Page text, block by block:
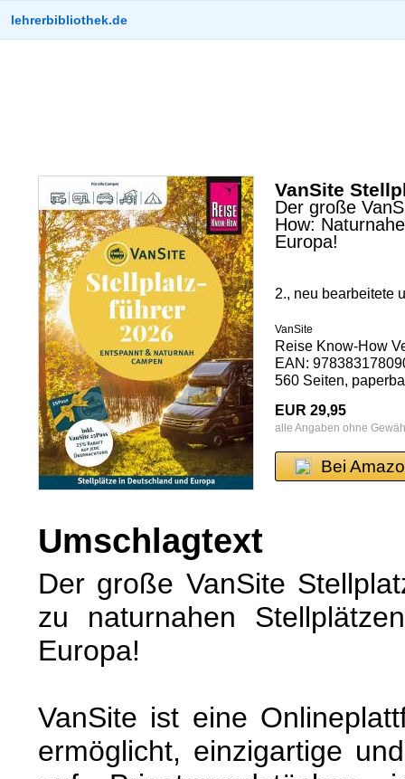
lehrerbibliothek.de
VanSite
Der große
How:
Europa!
2., neu bearbeitete
VanSite
Reise Know-How
EAN:
560 Seiten,
EUR 29,95
alle Angaben ohne
Bei
Umschlagtext
Der große VanSite
zu naturnahen
Europa!
VanSite ist eine
ermöglicht, einzigartige